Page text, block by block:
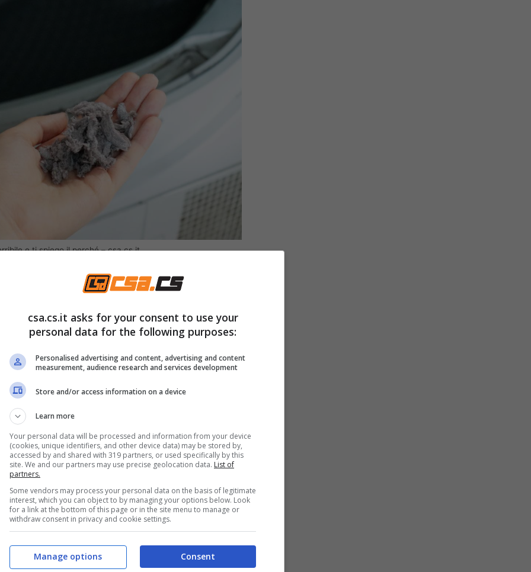
e ti spiego il perché – csa.cs.it
si formi.
Quello che possiamo fare però è
nel cestino.
dell’asciugatrice in casa
quel pavimento che diventa una pista
una spugna naturale.Basta appoggiarla
usarla per ridare vita a pupazzi un po’
perfetta all’ovatta sintetica,
minuto.
ti cambierà la vita . Infila lalanugine
i bordi e metti il cilindro tra la legna
subito, scalda tanto e non costa nulla.
csa.cs.it asks for your consent to use your
personal data for the following purposes:
Personalised advertising and content, advertising and content
measurement, audience research and services development
Store and/or access information on a device
Learn more
Your personal data will be processed and information from your device
(cookies, unique identifiers, and other device data) may be stored by,
accessed by and shared with 319 partners, or used specifically by this
site. We and our partners may use precise geolocation data. List of
partners.
Some vendors may process your personal data on the basis of legitimate
interest, which you can object to by managing your options below. Look
for a link at the bottom of this page or in the site menu to manage or
withdraw consent in privacy and cookie settings.
Consent
Manage options